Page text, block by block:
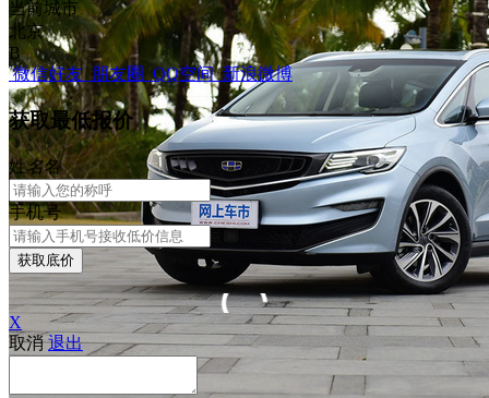
当前城市
北京
B
微信好友 朋友圈 QQ空间 新浪微博
获取最低报价
姓名名
手机号
获取底价
X
取消 退出